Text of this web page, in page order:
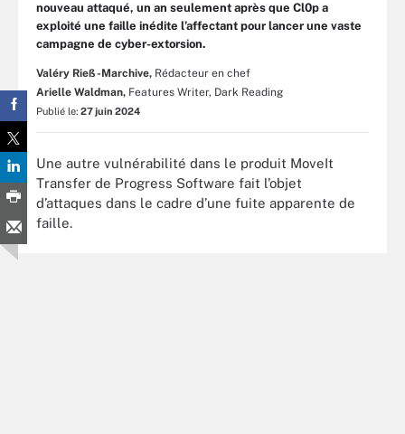
nouveau attaqué, un an seulement après que Cl0p a
exploité une faille inédite l’affectant pour lancer une vaste
campagne de cyber-extorsion.
Valéry Rieß-Marchive, Rédacteur en chef
Arielle Waldman, Features Writer, Dark Reading
Publié le: 27 juin 2024
Une autre vulnérabilité dans le produit MoveIt
Transfer de Progress Software fait l’objet
d’attaques dans le cadre d’une fuite apparente de
faille.